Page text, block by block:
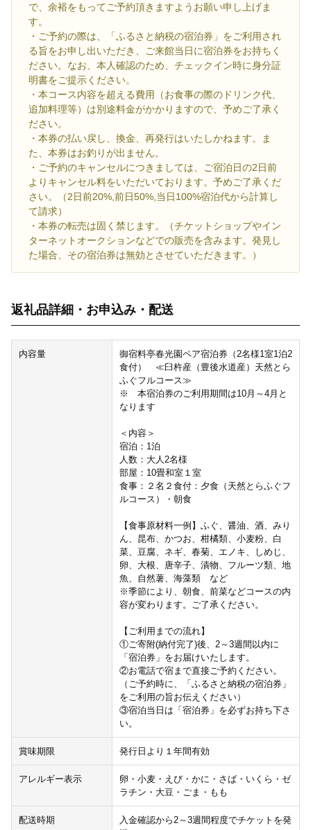
で、余裕をもってご予約頂きますようお願い申し上げま
す。
・ご予約の際は、「ふるさと納税の宿泊券」をご利用され
る旨をお申し出いただき、ご来館当日に宿泊券をお持ちく
ださい。なお、本人確認のため、チェックイン時に身分証
明書をご提示ください。
・本コース内容を超える費用（お食事の際のドリンク代、
追加料理等）は別途料金がかかりますので、予めご了承く
ださい。
・本券の払い戻し、換金、再発行はいたしかねます。ま
た、本券はお釣りが出ません。
・ご予約のキャンセルにつきましては、ご宿泊日の2日前
よりキャンセル料をいただいております。予めご了承くだ
さい。（2日前20%,前日50%,当日100%宿泊代から計算し
て請求）
・本券の転売は固く禁じます。（チケットショップやイン
ターネットオークションなどでの販売を含みます。発見し
た場合、その宿泊券は無効とさせていただきます。）
返礼品詳細・お申込み・配送
内容量
御宿料亭春光園ペア宿泊券（2名様1室1泊2
食付） ≪臼杵産（豊後水道産）天然とら
ふぐフルコース≫
※ 本宿泊券のご利用期間は10月～4月と
なります
＜内容＞
宿泊：1泊
人数：大人2名様
部屋：10畳和室１室
食事：２名２食付：夕食（天然とらふぐフ
ルコース）・朝食
【食事原材料一例】ふぐ、醤油、酒、みり
ん、昆布、かつお、柑橘類、小麦粉、白
菜、豆腐、ネギ、春菊、エノキ、しめじ、
卵、大根、唐辛子、漬物、フルーツ類、地
魚、自然薯、海藻類 など
※季節により、朝食、前菜などコースの内
容が変わります。ご了承ください。
【ご利用までの流れ】
①ご寄附(納付完了)後、2～3週間以内に
「宿泊券」をお届けいたします。
②お電話で宿まで直接ご予約ください。
（ご予約時に、「ふるさと納税の宿泊券」
をご利用の旨お伝えください）
③宿泊当日は「宿泊券」を必ずお持ち下さ
い。
賞味期限 発行日より１年間有効
アレルギー表示
卵・小麦・えび・かに・さば・いくら・ゼ
ラチン・大豆・ごま・もも
配送時期
入金確認から2～3週間程度でチケットを発